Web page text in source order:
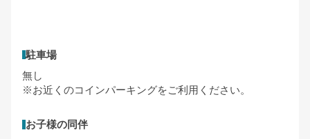
駐車場
無し
※お近くのコインパーキングをご利用ください。
お子様の同伴